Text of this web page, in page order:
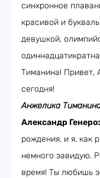
синхронное
красивой и
девушкой,
Тиманина! Привет,
сегодня!
Анжелика
Александр
рождения, и я, как
немного завидую.
время! Ты любишь